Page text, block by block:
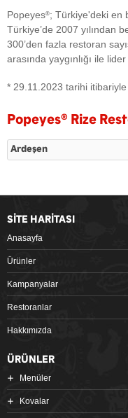
Popeyes®; Türkiye'deki en
Türkiye’de 2007 yılından
300’den fazla restoran
arasında yaygınlığı ile
* 29.11.2023 tarihi
Popeyes® Rize
Ardeşen
SİTE HARİTASI
Anasayfa
Ürünler
Kampanyalar
Restoranlar
Hakkımızda
ÜRÜNLER
Menüler
Kovalar